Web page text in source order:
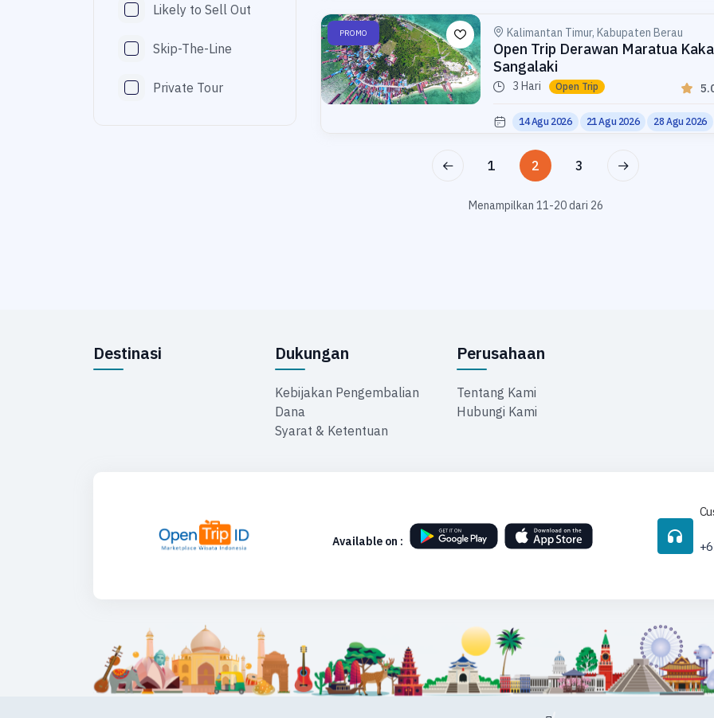
Likely to Sell Out
Skip-The-Line
Private Tour
PROMO Kalimantan Timur, Kabupaten Berau
Open Trip Derawan Maratua
Sangalaki
3 Hari Open Trip
14 Agu 2026 21 Agu 2026 28 Agu 2026
1 2 3
Menampilkan 11-20 dari 26
Destinasi Dukungan
Kebijakan Pengembalian
Dana
Syarat & Ketentuan
Perusahaan
Tentang Kami
Hubungi Kami
Available on :